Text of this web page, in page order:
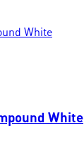
White
White